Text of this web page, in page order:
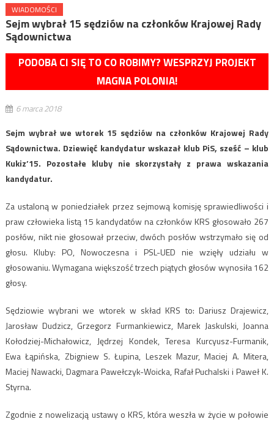
WIADOMOŚCI
Sejm wybrał 15 sędziów na członków Krajowej Rady
Sądownictwa
PODOBA CI SIĘ TO CO ROBIMY? WESPRZYJ PROJEKT
MAGNA POLONIA!
6 marca 2018
Sejm wybrał we wtorek 15 sędziów na członków Krajowej Rady
Sądownictwa. Dziewięć kandydatur wskazał klub PiS, sześć – klub
Kukiz’15. Pozostałe kluby nie skorzystały z prawa wskazania
kandydatur.
Za ustaloną w poniedziałek przez sejmową komisję sprawiedliwości i
praw człowieka listą 15 kandydatów na członków KRS głosowało 267
posłów, nikt nie głosował przeciw, dwóch posłów wstrzymało się od
głosu. Kluby: PO, Nowoczesna i PSL-UED nie wzięły udziału w
głosowaniu. Wymagana większość trzech piątych głosów wynosiła 162
głosy.
Sędziowie wybrani we wtorek w skład KRS to: Dariusz Drajewicz,
Jarosław Dudzicz, Grzegorz Furmankiewicz, Marek Jaskulski, Joanna
Kołodziej-Michałowicz, Jędrzej Kondek, Teresa Kurcyusz-Furmanik,
Ewa Łąpińska, Zbigniew S. Łupina, Leszek Mazur, Maciej A. Mitera,
Maciej Nawacki, Dagmara Pawełczyk-Woicka, Rafał Puchalski i Paweł K.
Styrna.
Zgodnie z nowelizacją ustawy o KRS, która weszła w życie w połowie